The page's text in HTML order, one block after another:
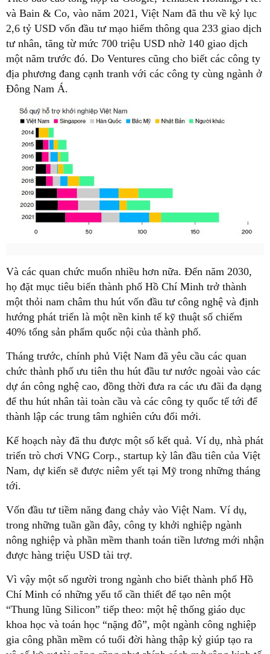
và Bain & Co, vào năm 2021, Việt Nam đã thu về kỷ lục
2,6 tỷ USD vốn đầu tư mạo hiểm thông qua 233 giao dịch
tư nhân, tăng từ mức 700 triệu USD nhờ 140 giao dịch
một năm trước đó. Do Ventures cũng cho biết các công ty
địa phương đang cạnh tranh với các công ty cùng ngành ở
Đông Nam Á.
Và các quan chức muốn nhiều hơn nữa. Đến năm 2030,
họ đặt mục tiêu biến thành phố Hồ Chí Minh trở thành
một thỏi nam châm thu hút vốn đầu tư công nghệ và định
hướng phát triển là một nền kinh tế kỹ thuật số chiếm
40% tổng sản phẩm quốc nội của thành phố.
Tháng trước, chính phủ Việt Nam đã yêu cầu các quan
chức thành phố ưu tiên thu hút đầu tư nước ngoài vào các
dự án công nghệ cao, đồng thời đưa ra các ưu đãi đa dạng
để thu hút nhân tài toàn cầu và các công ty quốc tế tới để
thành lập các trung tâm nghiên cứu đổi mới.
Kế hoạch này đã thu được một số kết quả. Ví dụ, nhà phát
triển trò chơi VNG Corp., startup kỳ lân đầu tiên của Việt
Nam, dự kiến sẽ được niêm yết tại Mỹ trong những tháng
tới.
Vốn đầu tư tiềm năng đang chảy vào Việt Nam. Ví dụ,
trong những tuần gần đây, công ty khởi nghiệp ngành
nông nghiệp và phần mềm thanh toán tiền lương mới nhận
được hàng triệu USD tài trợ.
Vì vậy một số người trong ngành cho biết thành phố Hồ
Chí Minh có những yếu tố cần thiết để tạo nên một
“Thung lũng Silicon” tiếp theo: một hệ thống giáo dục
khoa học và toán học “nặng đô”, một ngành công nghiệp
gia công phần mềm có tuổi đời hàng thập kỷ giúp tạo ra